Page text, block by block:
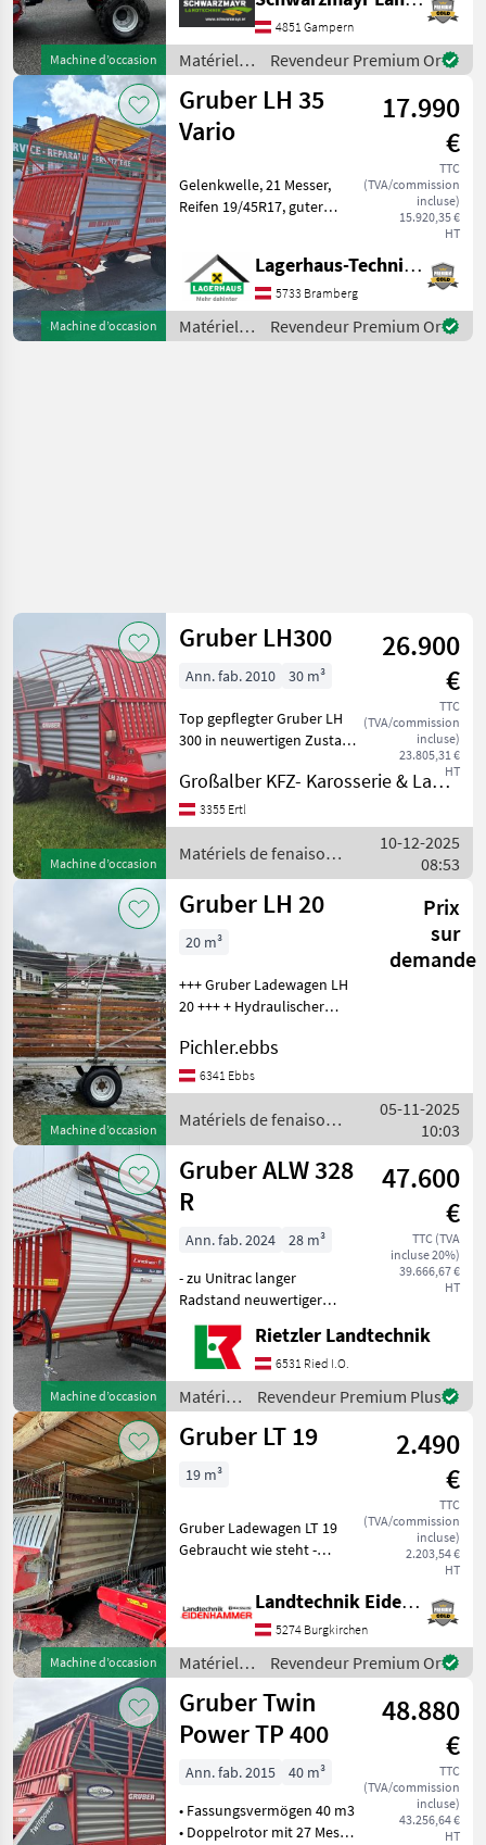
Machine d’occasion
GRUBER Twinpower 300
Arbre à cardan grand angle
avec accouplement à
cames Système de charge
4851 Gampern
Matériels
de
fenaison /
Gruber
Revendeur Premium Or
Machine d’occasion
Gruber LH 35
Vario
17.990
€
TTC
(TVA/commission
incluse)
15.920,35 €
HT
Gelenkwelle, 21 Messer,
Reifen 19/45R17, guter
oder per Mail Ihren Besuch
bekanntzugeben, um
ausreichend Zei
Lagerhaus-Technik Bramberg
5733 Bramberg
Matériels
de
Revendeur Premium Or
Machine d’occasion
Gruber LH300
26.900
€
TTC
(TVA/commission
incluse)
23.805,31 €
HT
Ann. fab. 2010 30 m³
Top gepflegter Gruber LH
300 in neuwertigen Zustand
Vollausstattung.
Elektrohydraulische
Umschaltung der
Funktionen Hydraulische
Großalber KFZ- Karosserie & Landtechnik e.U.
3355 Ertl
Matériels de fenaison /
Gruber
10-12-2025
08:53
Machine d’occasion
Gruber LH 20
Prix
sur
demande
20 m³
+++ Gruber Ladewagen LH
20 +++ + Hydraulischer
Zustand! Matériels de
fenaison Autochargeuses
Pichler.ebbs
6341 Ebbs
Matériels de fenaison /
Gruber
05-11-2025
10:03
Machine d’occasion
Gruber ALW 328
R
47.600
€
TTC (TVA
incluse 20%)
39.666,67 €
HT
Ann. fab. 2024
28 m³
- zu Unitrac langer
Radstand neuwertiger
Zustand des ROTOR-
Aufbauladewagens hydr.
Heckklappe hydr. Pikcup
hydr. Kratzboden inkl.
Abstellstützen, Gelenkwell
Rietzler Landtechnik
6531 Ried I.O.
Matériels
de
fenaison
/ Gruber
Revendeur Premium Plus
Machine d’occasion
Gruber LT 19
2.490
€
TTC
(TVA/commission
incluse)
2.203,54 €
HT
19 m³
Gruber Ladewagen LT 19
Gebraucht wie steht -
Hydraulische Pick Up -
Weidwinkelgelenkwelle
Standort in 5621 St.Veit im
Pongau Privat
Landtechnik Eidenhammer GmbH
5274 Burgkirchen
Matériels
de
fenaison /
Gruber
Revendeur Premium Or
Gruber Twin
Power TP 400
48.880
€
TTC
(TVA/commission
incluse)
43.256,64 €
HT
Ann. fab. 2015
40 m³
• Fassungsvermögen 40 m3
• Doppelrotor mit 27 Messer